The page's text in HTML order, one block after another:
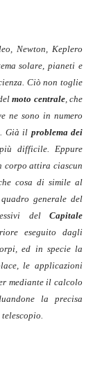
Newton, Keplero
solare, pianeti e
Ciò non toglie
moto centrale, che
ne sono in numero
Già il problema dei
difficile. Eppure
corpo attira ciascun
cosa di simile al
generale del
del Capitale
eseguito dagli
ed in specie la
le applicazioni
mediante il calcolo
la precisa